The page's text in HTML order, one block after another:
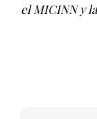
el MICINN y